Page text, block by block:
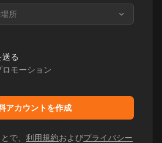
所
る
モーション
アカウントを作成
で、 利用規約およびプライバシー